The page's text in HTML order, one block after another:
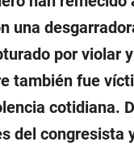
una
por violar
también fue
cotidiana.
del congresista